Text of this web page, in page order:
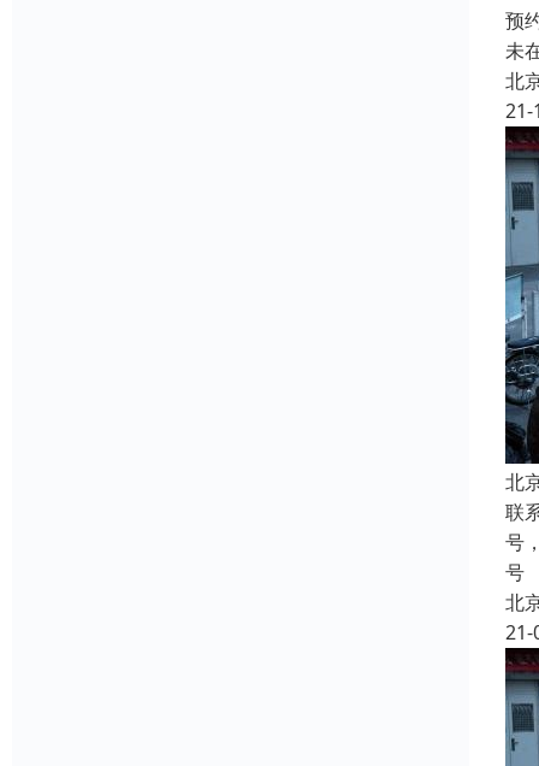
预
未
北
21-
北
联
号
号
北
21-